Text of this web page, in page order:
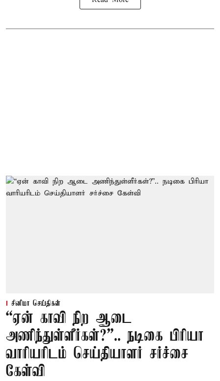
சினிமா செய்திகள்
“ஏன் காவி நிற ஆடை
அணிந்துள்ளீர்கள்?”.. நடிகை பிரியா
வாரியரிடம் செய்தியாளர் சர்ச்சை
கேள்வி